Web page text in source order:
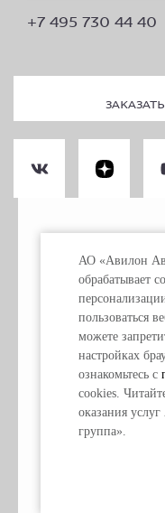
АО «Авилон
обрабатывает
пользоваться
можете
настройках
ознакомьтесь с
cookies.
оказания
группа».
+7 495 730 44 40
«Обращаем
интернет-
информационный
не является
положениями
Российской
информации о
Citroen, об
пожалуйста,
продаж